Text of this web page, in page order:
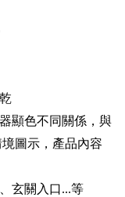
顯色不同關係，與
圖示，產品內容
玄關入口...等